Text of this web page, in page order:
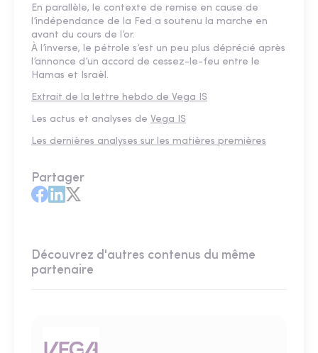
En parallèle, le contexte de remise en cause de
l’indépendance de la Fed a soutenu la marche en
avant du cours de l’or.
À l’inverse, le pétrole s’est un peu plus déprécié après
l’annonce d’un accord de cessez-le-feu entre le
Hamas et Israël.
Extrait de la lettre hebdo de Vega IS
Les actus et analyses de Vega IS
Les dernières analyses sur les matières premières
Partager
Découvrez d'autres contenus du même
partenaire